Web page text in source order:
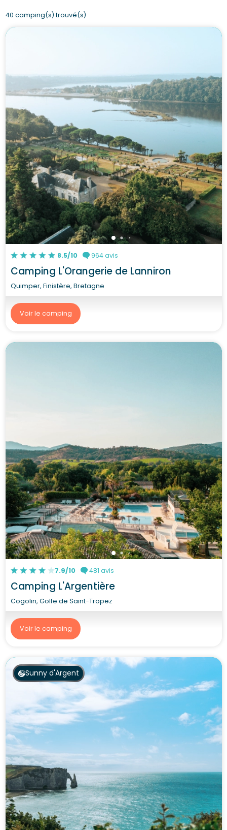
40 camping(s) trouvé(s)
8.5/10 964 avis
Camping L'Orangerie de Lanniron
Quimper, Finistère, Bretagne
Voir le camping
7.9/10 481 avis
Camping L'Argentière
Cogolin, Golfe de Saint-Tropez
Voir le camping
Sunny d'Argent